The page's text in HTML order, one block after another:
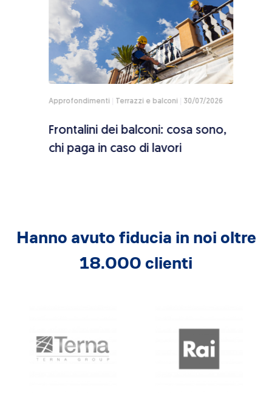
Approfondimenti Terrazzi e balconi 30/07/2026
Frontalini dei balconi: cosa sono,
chi paga in caso di lavori
Hanno avuto fiducia in noi oltre
18.000 clienti